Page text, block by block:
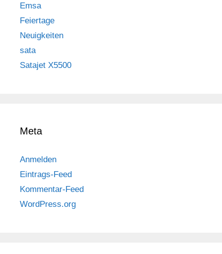
Emsa
Feiertage
Neuigkeiten
sata
Satajet X5500
Meta
Anmelden
Eintrags-Feed
Kommentar-Feed
WordPress.org